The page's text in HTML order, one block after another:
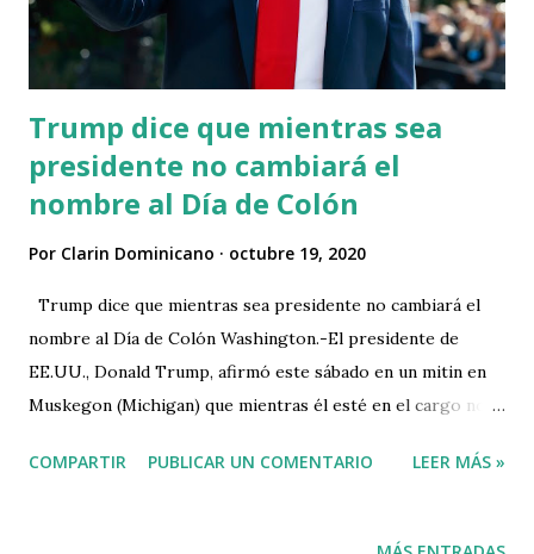
Trump dice que mientras sea
presidente no cambiará el
nombre al Día de Colón
Por Clarin Dominicano octubre 19, 2020
Trump dice que mientras sea presidente no cambiará el
nombre al Día de Colón Washington.-El presidente de
EE.UU., Donald Trump, afirmó este sábado en un mitin en
Muskegon (Michigan) que mientras él esté en el cargo no
el 12 de octubre, a Día de los Pueblos Indígenas, como
atacó a Cristóbal Colón rechazando reconocer el Día de
COMPARTIR PUBLICAR UN COMENTARIO LEER MÁS »